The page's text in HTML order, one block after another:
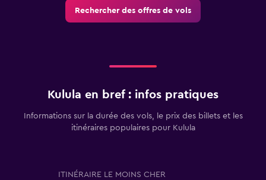
Rechercher des offres de vols
Kulula en bref : infos pratiques
Informations sur la durée des vols, le prix des billets et les
itinéraires populaires pour Kulula
ITINÉRAIRE LE MOINS CHER